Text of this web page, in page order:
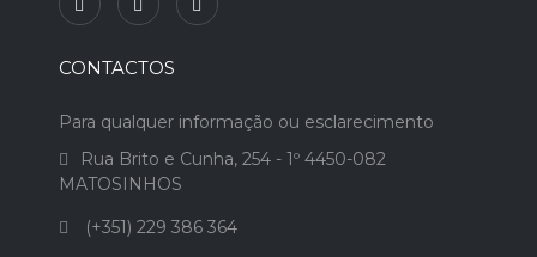
CONTACTOS
Para qualquer informação ou esclarecimento
Rua Brito e Cunha, 254 - 1º 4450-082
MATOSINHOS
(+351) 229 386 364